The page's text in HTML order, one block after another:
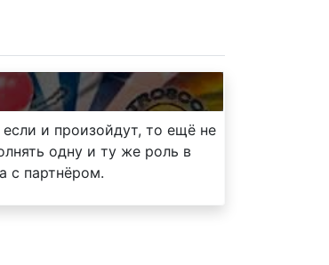
и произойдут, то ещё не
одну и ту же роль в
с партнёром.